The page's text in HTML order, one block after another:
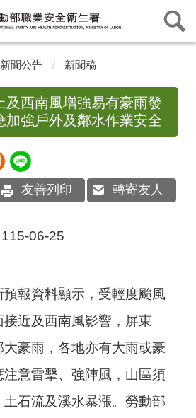
新聞公告 新聞稿
及西南風增強易有豪雨發
強戶外及鄰水作業安全
友善列印 轉寄友人
115-06-25
報資料顯示，受輕度颱風
近及西南風影響，屏東
豪雨，各地亦有大雨或豪
意雷擊、強陣風，山區須
石流及溪水暴漲。勞動部